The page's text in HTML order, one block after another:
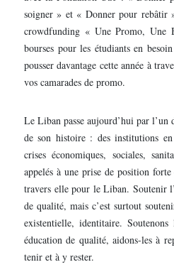
soigner » et « Donner pour rebâtir
crowdfunding « Une Promo, Une
bourses pour les étudiants en
pousser davantage cette année à
vos camarades de promo.
Le Liban passe aujourd’hui par l’un
de son histoire : des institutions
crises économiques, sociales,
appelés à une prise de position
travers elle pour le Liban. Soutenir
de qualité, mais c’est surtout
existentielle, identitaire.
éducation de qualité, aidons-les à
tenir et à y rester.